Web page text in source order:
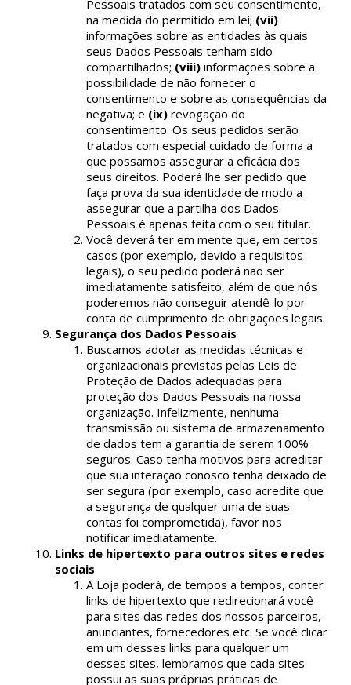
Pessoais tratados com seu consentimento,
na medida do permitido em lei; (vii)
informações sobre as entidades às quais
seus Dados Pessoais tenham sido
compartilhados; (viii) informações sobre a
possibilidade de não fornecer o
consentimento e sobre as consequências da
negativa; e (ix) revogação do
consentimento. Os seus pedidos serão
tratados com especial cuidado de forma a
que possamos assegurar a eficácia dos
seus direitos. Poderá lhe ser pedido que
faça prova da sua identidade de modo a
assegurar que a partilha dos Dados
Pessoais é apenas feita com o seu titular.
Você deverá ter em mente que, em certos
casos (por exemplo, devido a requisitos
legais), o seu pedido poderá não ser
imediatamente satisfeito, além de que nós
poderemos não conseguir atendê-lo por
conta de cumprimento de obrigações legais.
Segurança dos Dados Pessoais
Buscamos adotar as medidas técnicas e
organizacionais previstas pelas Leis de
Proteção de Dados adequadas para
proteção dos Dados Pessoais na nossa
organização. Infelizmente, nenhuma
transmissão ou sistema de armazenamento
de dados tem a garantia de serem 100%
seguros. Caso tenha motivos para acreditar
que sua interação conosco tenha deixado de
ser segura (por exemplo, caso acredite que
a segurança de qualquer uma de suas
contas foi comprometida), favor nos
notificar imediatamente.
Links de hipertexto para outros sites e redes
sociais
A Loja poderá, de tempos a tempos, conter
links de hipertexto que redirecionará você
para sites das redes dos nossos parceiros,
anunciantes, fornecedores etc. Se você clicar
em um desses links para qualquer um
desses sites, lembramos que cada sites
possui as suas próprias práticas de